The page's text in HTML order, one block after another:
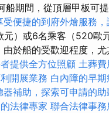
船期間，從頂層甲板可
受便捷的到府外燴服務
）或6名乘客（520歐
於船的受歡迎程度，
提供全方位照顧 土葬
開展業務 白內障的早
器補助，探索可申請的
法律專家 聯合法律事